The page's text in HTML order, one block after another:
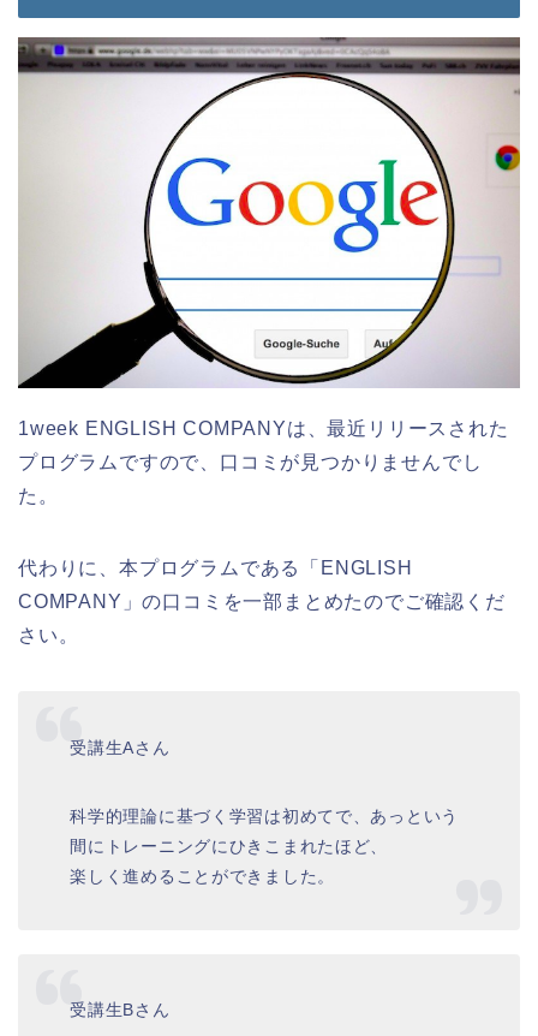
1week ENGLISH COMPANYは、最近リリースされた
プログラムですので、口コミが見つかりませんでし
た。
代わりに、本プログラムである「ENGLISH
COMPANY」の口コミを一部まとめたのでご確認くだ
さい。
受講生Aさん
科学的理論に基づく学習は初めてで、あっという
間にトレーニングにひきこまれたほど、
楽しく進めることができました。
受講生Bさん